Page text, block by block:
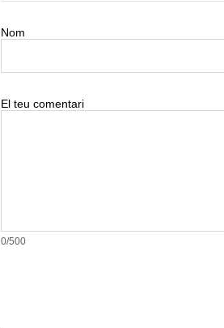
Nom
El teu comentari
0/500